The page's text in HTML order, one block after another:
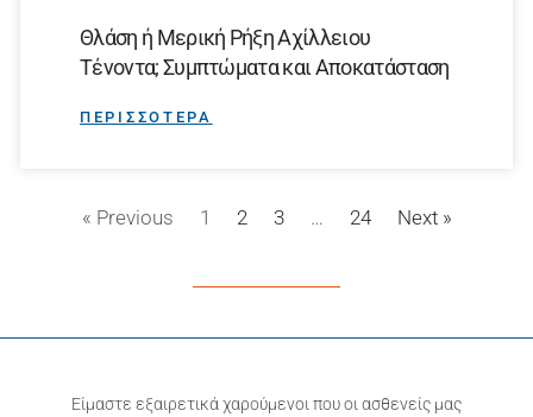
Θλάση ή Μερική Ρήξη Αχίλλειου
Τένοντα; Συμπτώματα και Αποκατάσταση
ΠΕΡΙΣΣΟΤΕΡΑ
« Previous 1 2 3 … 24 Next »
Είμαστε εξαιρετικά χαρούμενοι που οι ασθενείς μας